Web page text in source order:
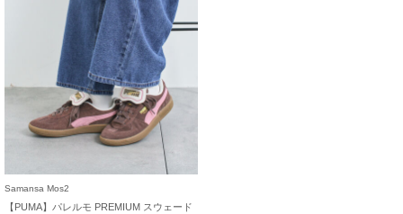
Samansa Mos2
【PUMA】パレルモ PREMIUM スウェード